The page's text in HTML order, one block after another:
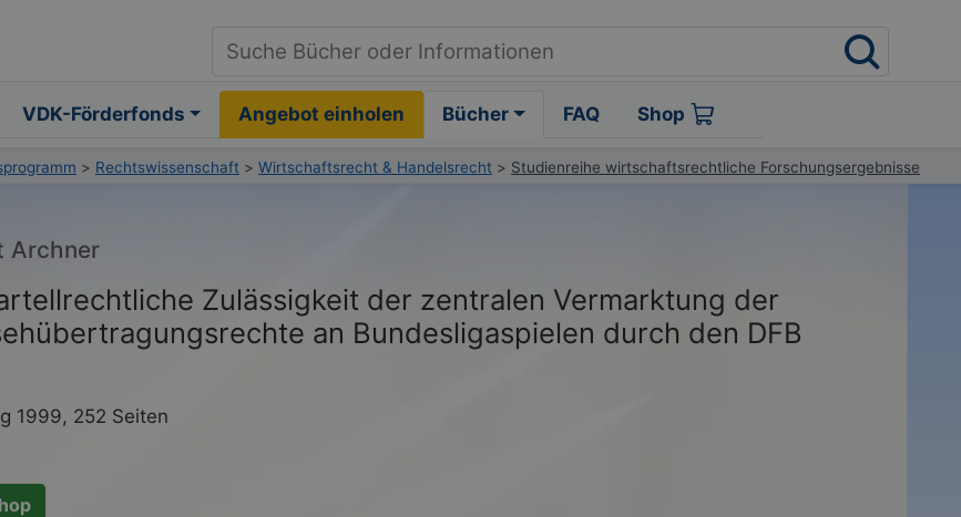
VDK-Förderfonds Angebot einholen Bücher FAQ Shop
> Rechtswissenschaft > Wirtschaftsrecht & Handelsrecht > Studienreihe wirtschaftsrechtliche Forschungsergebnisse
Archner
Zulässigkeit der zentralen Vermarktung der
an Bundesligaspielen durch den DFB
1999, 252 Seiten